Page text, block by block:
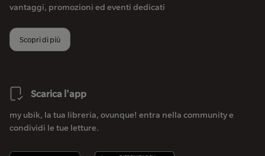
vantaggi, promozioni ed eventi dedicati
Scopri di più
Scarica l'app
my ubik, la tua libreria, ovunque! entra nella community e
condividi le tue letture.